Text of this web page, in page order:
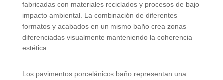
fabricadas con materiales reciclados y procesos de bajo
impacto ambiental. La combinación de diferentes
formatos y acabados en un mismo baño crea zonas
diferenciadas visualmente manteniendo la coherencia
estética.
Los pavimentos porcelánicos baño representan una